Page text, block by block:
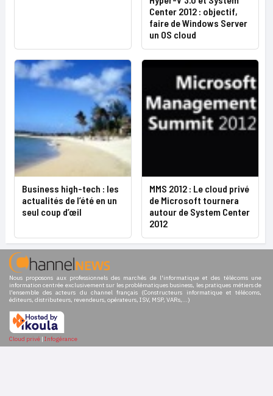
Center 2012 : objectif,
faire de Windows Server
un OS cloud
Business high-tech : les
actualités de l’été en un
seul coup d’œil
MMS 2012 : Le cloud privé
de Microsoft tournera
autour de System Center
2012
Nous proposons aux professionnels des marchés de l'informatique et des télécoms une
information centrée exclusivement sur les problématiques business, les pratiques métiers de
l'ensemble des acteurs du channel français (Constructeurs informatique et télécoms,
éditeurs, distributeurs, revendeurs, opérateurs, ISV, MSP, VARs,...)
Cloud privé | Infogérance